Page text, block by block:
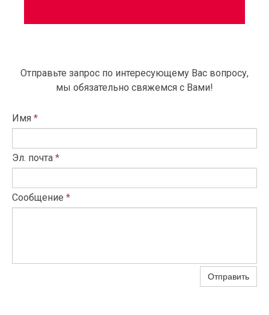
Отправьте запрос по интересующему Вас вопросу,
мы обязательно свяжемся с Вами!
Имя *
Эл. почта *
Сообщение *
Отправить